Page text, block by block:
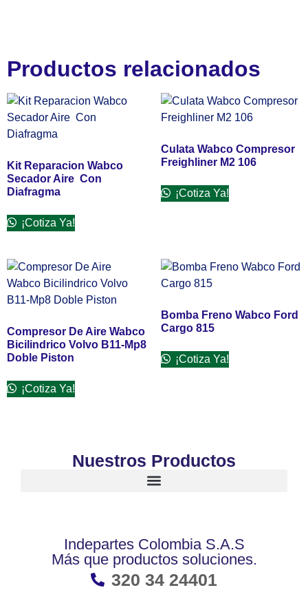
Productos relacionados
Kit Reparacion Wabco
Secador Aire Con
Diafragma
¡Cotiza Ya!
Culata Wabco Compresor
Freighliner M2 106
¡Cotiza Ya!
Compresor De Aire Wabco
Bicilindrico Volvo B11-Mp8
Doble Piston
¡Cotiza Ya!
Bomba Freno Wabco Ford
Cargo 815
¡Cotiza Ya!
Nuestros Productos
Indepartes Colombia S.A.S
Más que productos soluciones.
320 34 24401